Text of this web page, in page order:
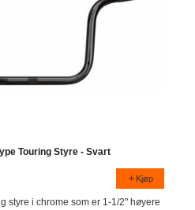
Touring Styre - Svart
Kjøp
styre i chrome som er 1-1/2" høyere